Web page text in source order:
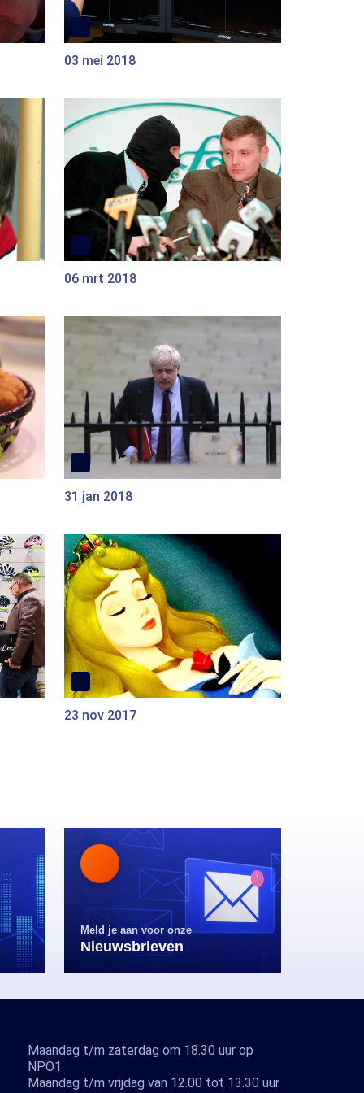
03 mei 2018
06 mrt 2018
31 jan 2018
23 nov 2017
Meld je aan voor onze
Nieuwsbrieven
Maandag t/m zaterdag om 18.30 uur op
NPO1
Maandag t/m vrijdag van 12.00 tot 13.30 uur